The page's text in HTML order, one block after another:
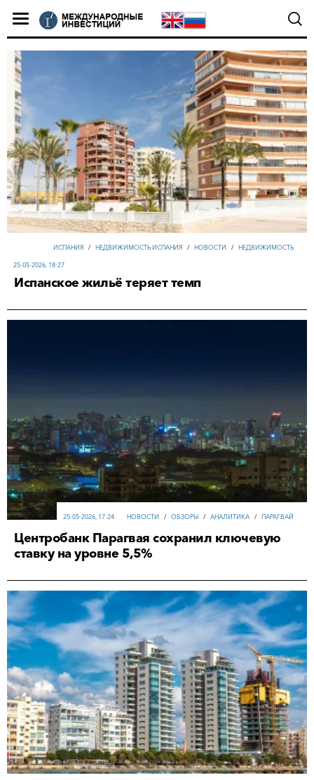
ИСПАНИЯ / НЕДВИЖИМОСТЬ ИСПАНИЯ / НОВОСТИ / НЕДВИЖИМОСТЬ
25-05-2026, 18:27
Испанское жильё теряет темп
НОВОСТИ / ОБЗОРЫ / АНАЛИТИКА / ПАРАГВАЙ
25-05-2026, 17:24
Центробанк Парагвая сохранил ключевую
ставку на уровне 5,5%